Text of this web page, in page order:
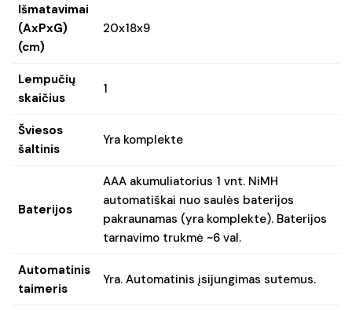
Išmatavimai
(AxPxG)
(cm)
20x18x9
Lempučių
skaičius
1
Šviesos
šaltinis
Yra komplekte
Baterijos
AAA akumuliatorius 1 vnt. NiMH
automatiškai nuo saulės baterijos
pakraunamas (yra komplekte). Baterijos
tarnavimo trukmė ~6 val.
Automatinis
taimeris
Yra. Automatinis įsijungimas sutemus.